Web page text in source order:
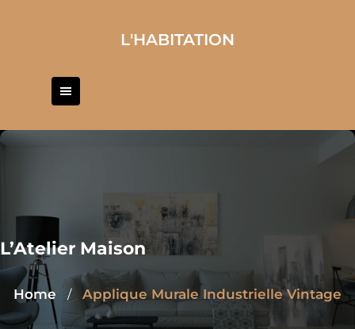
L'HABITATION
L’Atelier Maison
Home / Applique Murale Industrielle Vintage